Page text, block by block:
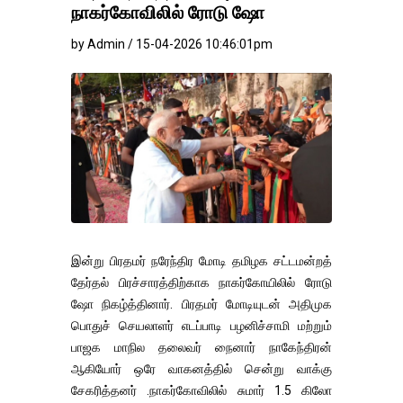
நாகர்கோவிலில் ரோடு ஷோ
by Admin / 15-04-2026 10:46:01pm
இன்று பிரதமர் நரேந்திர மோடி தமிழக சட்டமன்றத்
தேர்தல் பிரச்சாரத்திற்காக நாகர்கோயிலில் ரோடு
ஷோ நிகழ்த்தினார். பிரதமர் மோடியுடன் அதிமுக
பொதுச் செயலாளர் எடப்பாடி பழனிச்சாமி மற்றும்
பாஜக மாநில தலைவர் நைனார் நாகேந்திரன்
ஆகியோர் ஒரே வாகனத்தில் சென்று வாக்கு
சேகரித்தனர் .நாகர்கோவிலில் சுமார் 1.5 கிலோ